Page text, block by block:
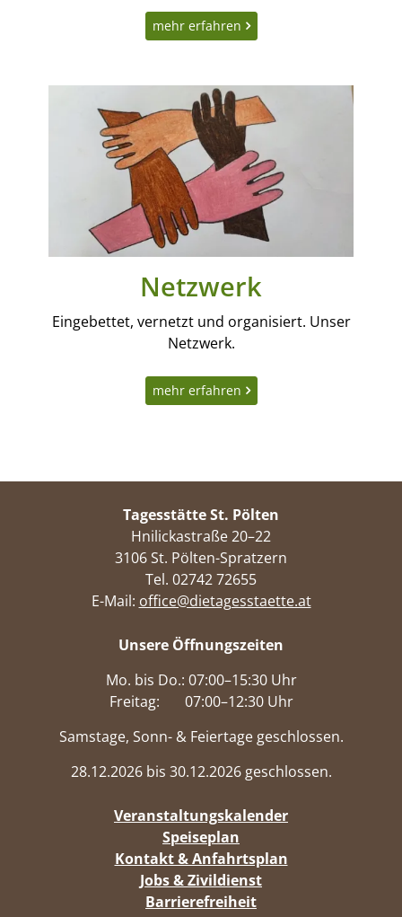
mehr erfahren
Netzwerk
Eingebettet, vernetzt und organisiert. Unser
Netzwerk.
mehr erfahren
Tagesstätte St. Pölten
Hnilickastraße 20–22
3106 St. Pölten-Spratzern
Tel. 02742 72655
E-Mail: office@dietagesstaette.at
Unsere Öffnungszeiten
Mo. bis Do.: 07:00–15:30 Uhr
Freitag: 07:00–12:30 Uhr
Samstage, Sonn- & Feiertage geschlossen.
28.12.2026 bis 30.12.2026 geschlossen.
Veranstaltungskalender
Speiseplan
Kontakt & Anfahrtsplan
Jobs & Zivildienst
Barrierefreiheit